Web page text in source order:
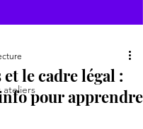
ateliers
le cadre légal :
pour apprendre